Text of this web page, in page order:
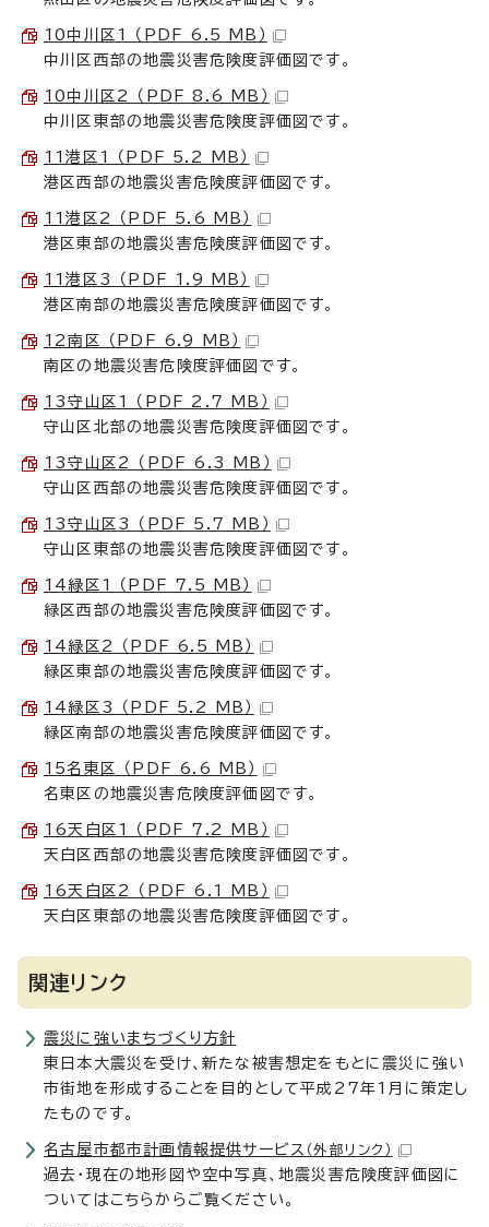
10中川区1 （PDF 6.5 MB）
中川区西部の地震災害危険度評価図です。
10中川区2 （PDF 8.6 MB）
中川区東部の地震災害危険度評価図です。
11港区1 （PDF 5.2 MB）
港区西部の地震災害危険度評価図です。
11港区2 （PDF 5.6 MB）
港区東部の地震災害危険度評価図です。
11港区3 （PDF 1.9 MB）
港区南部の地震災害危険度評価図です。
12南区 （PDF 6.9 MB）
南区の地震災害危険度評価図です。
13守山区1 （PDF 2.7 MB）
守山区北部の地震災害危険度評価図です。
13守山区2 （PDF 6.3 MB）
守山区西部の地震災害危険度評価図です。
13守山区3 （PDF 5.7 MB）
守山区東部の地震災害危険度評価図です。
14緑区1 （PDF 7.5 MB）
緑区西部の地震災害危険度評価図です。
14緑区2 （PDF 6.5 MB）
緑区東部の地震災害危険度評価図です。
14緑区3 （PDF 5.2 MB）
緑区南部の地震災害危険度評価図です。
15名東区 （PDF 6.6 MB）
名東区の地震災害危険度評価図です。
16天白区1 （PDF 7.2 MB）
天白区西部の地震災害危険度評価図です。
16天白区2 （PDF 6.1 MB）
天白区東部の地震災害危険度評価図です。
関連リンク
震災に強いまちづくり方針
東日本大震災を受け、新たな被害想定をもとに震災に強い
市街地を形成することを目的として平成27年1月に策定し
たものです。
名古屋市都市計画情報提供サービス （外部リンク）
過去・現在の地形図や空中写真、地震災害危険度評価図に
ついてはこちらからご覧ください。